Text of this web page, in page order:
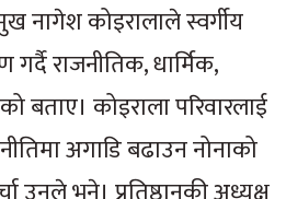
नागेश कोइरालाले स्वर्गीय
गर्दै राजनीतिक, धार्मिक,
बताए। कोइराला परिवारलाई
अगाडि बढाउन नोनाको